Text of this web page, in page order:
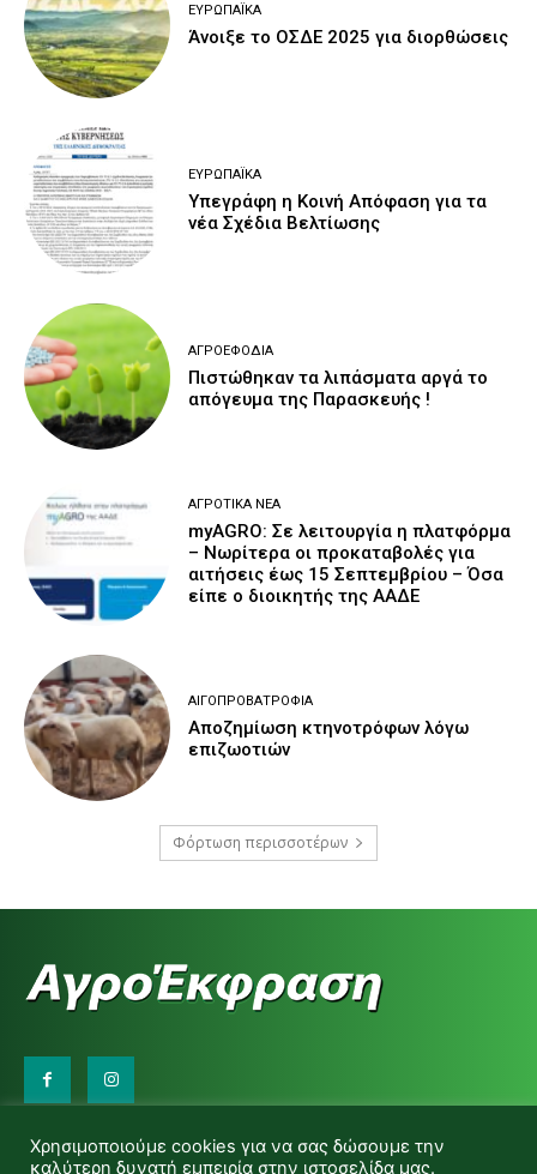
ΕΥΡΩΠΑΪΚΆ
Άνοιξε το ΟΣΔΕ 2025 για διορθώσεις
ΕΥΡΩΠΑΪΚΆ
Υπεγράφη η Κοινή Απόφαση για τα
νέα Σχέδια Βελτίωσης
ΑΓΡΟΕΦΌΔΙΑ
Πιστώθηκαν τα λιπάσματα αργά το
απόγευμα της Παρασκευής !
ΑΓΡΟΤΙΚΆ ΝΈΑ
myAGRO: Σε λειτουργία η πλατφόρμα
– Νωρίτερα οι προκαταβολές για
αιτήσεις έως 15 Σεπτεμβρίου – Όσα
είπε ο διοικητής της ΑΑΔΕ
ΑΙΓΟΠΡΟΒΑΤΡΟΦΊΑ
Αποζημίωση κτηνοτρόφων λόγω
επιζωοτιών
Φόρτωση περισσοτέρων
Επικοινωνήστε μαζί μας:
d.makas@yahoo.gr
Χρησιμοποιούμε cookies για να σας δώσουμε την
καλύτερη δυνατή εμπειρία στην ιστοσελίδα μας.